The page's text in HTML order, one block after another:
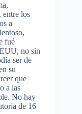
entre los
a
fué
no sin
ser de
su
que
a las
No hay
de 16